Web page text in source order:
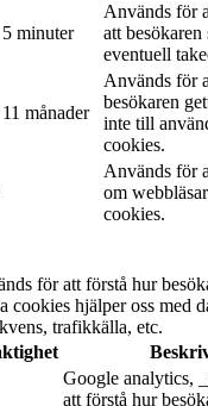
5 minuter
Används för
att besökaren
eventuell
11 månader
Används för
besökaren
inte till
cookies.
Används för
om
cookies.
för att förstå hur
cookies hjälper oss med
trafikkälla, etc.
Google analytics,
att förstå hur